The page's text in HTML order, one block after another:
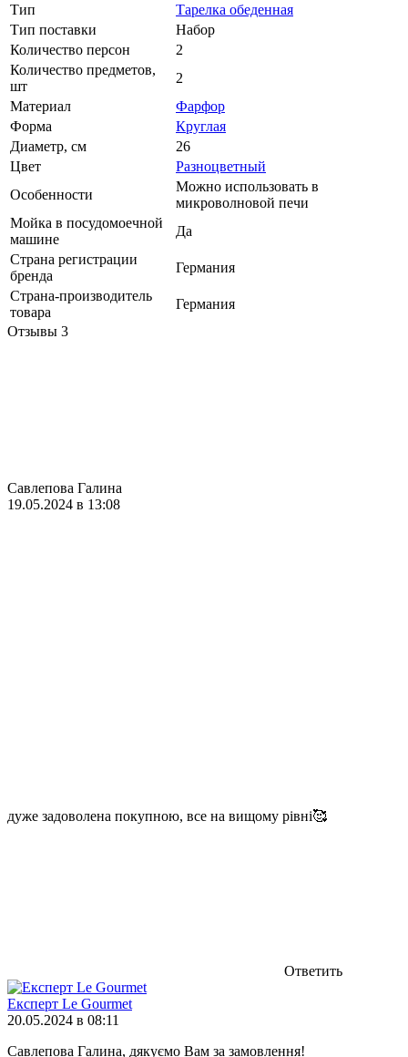
Тип
Тарелка обеденная
Тип поставки
Набор
Количество персон
2
Количество предметов,
шт
2
Материал
Фарфор
Форма
Круглая
Диаметр, см
26
Цвет
Разноцветный
Особенности
Можно использовать в
микроволновой печи
Мойка в посудомоечной
машине
Да
Страна регистрации
бренда
Германия
Страна-производитель
товара
Германия
Отзывы 3
Савлепова Галина
19.05.2024 в 13:08
дуже задоволена покупною, все на вищому рівні🥰
Ответить
Експерт Le Gourmet
20.05.2024 в 08:11
Савлепова Галина, дякуємо Вам за замовлення!